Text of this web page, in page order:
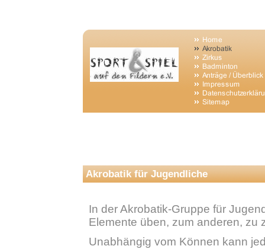
Akrobatik für Jugendliche
In der Akrobatik-Gruppe für
Elemente üben, zum anderen, zu
Unabhängig vom Können kann